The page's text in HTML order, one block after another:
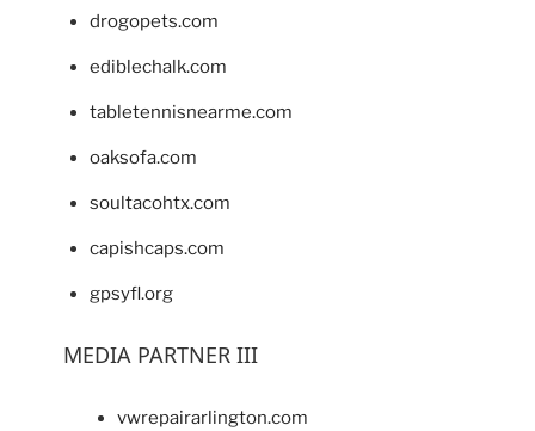
drogopets.com
ediblechalk.com
tabletennisnearme.com
oaksofa.com
soultacohtx.com
capishcaps.com
gpsyfl.org
MEDIA PARTNER III
vwrepairarlington.com